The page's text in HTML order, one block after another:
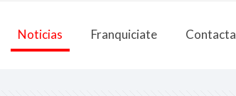
Noticias Franquiciate Contacta